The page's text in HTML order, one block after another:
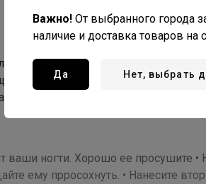
лаков позволяет создать
цвета создает эффект
некоторые тона можно
ваши ногти. Хорошо ее просушите
ему прросохнуть. • Нанесите
Важно! От выбранного города
наличие и доставка товаров на
Да Нет, выбрать